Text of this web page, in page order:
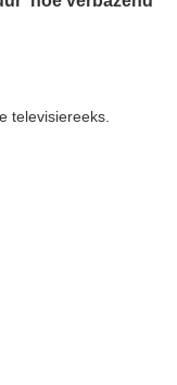
televisiereeks.